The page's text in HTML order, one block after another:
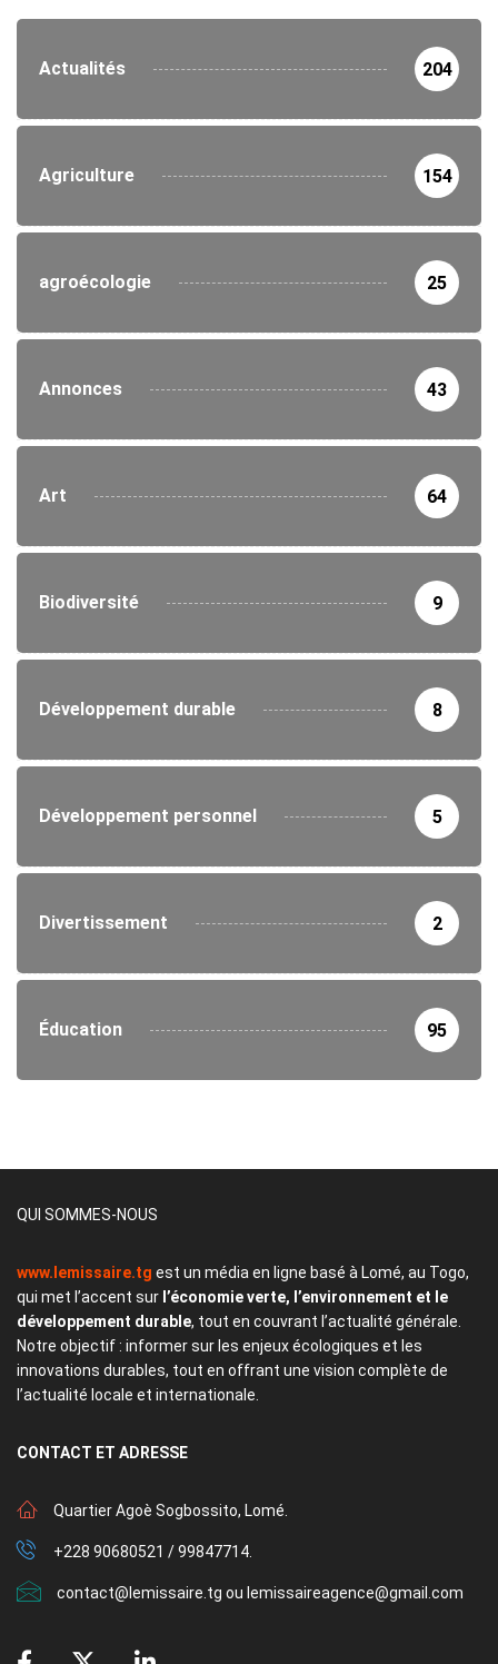
Actualités 204
Agriculture 154
agroécologie 25
Annonces 43
Art 64
Biodiversité 9
Développement durable 8
Développement personnel 5
Divertissement 2
Éducation 95
QUI SOMMES-NOUS
www.lemissaire.tg est un média en ligne basé à Lomé, au Togo,
qui met l’accent sur l’économie verte, l’environnement et le
développement durable, tout en couvrant l’actualité générale.
Notre objectif : informer sur les enjeux écologiques et les
innovations durables, tout en offrant une vision complète de
l’actualité locale et internationale.
CONTACT ET ADRESSE
Quartier Agoè Sogbossito, Lomé.
+228 90680521 / 99847714.
contact@lemissaire.tg ou lemissaireagence@gmail.com